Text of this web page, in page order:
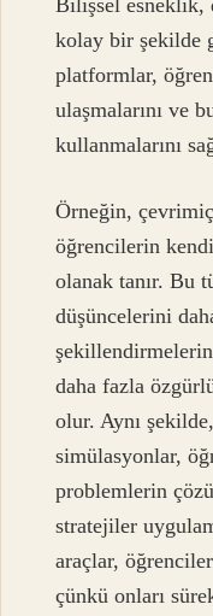
kolay bir şekilde
platformlar,
ulaşmalarını ve
kullanmalarını
Örneğin,
öğrencilerin
olanak tanır. Bu
düşüncelerini
daha fazla
olur. Aynı
simülasyonlar,
problemlerin
stratejiler
araçlar,
çünkü onları